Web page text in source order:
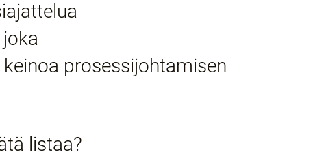
prosessijohtamisen
listaa?